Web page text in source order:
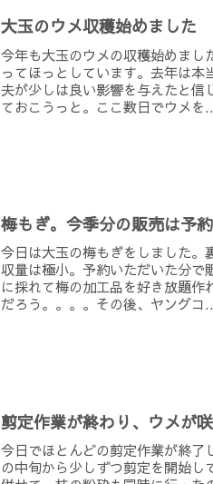
大玉のウメ収穫始めました
今年も大玉のウメの収穫始めまし
ってほっとしています。去年は
夫が少しは良い影響を与えたと信
ておこうっと。ここ数日でウメを
梅もぎ。今季分の販売は予
今日は大玉の梅もぎをしました。
収量は極小。予約いただいた分
に採れて梅の加工品を好き放題
だろう。。。。その後、ヤングコ
剪定作業が終わり、ウメが
今日でほとんどの剪定作業が終了
の中旬から少しずつ剪定を開始し